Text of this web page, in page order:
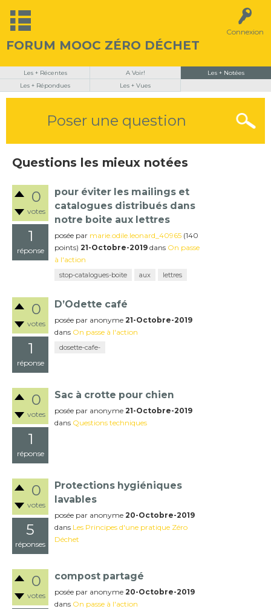
Connexion
FORUM MOOC ZÉRO DÉCHET
Les + Récentes A Voir!
Les + Notées
Les + Répondues
Les + Vues
Poser une question
Questions les mieux notées
0
votes
1
réponse
pour éviter les mailings et
catalogues distribués dans
notre boite aux lettres
posée par marie.odile.leonard_40965 (140
points) 21-Octobre-2019 dans On passe
à l'action
stop-catalogues-boite aux lettres
0
votes
1
réponse
D’Odette café
posée par anonyme 21-Octobre-2019
dans On passe à l'action
dosette-cafe-
0
votes
1
réponse
Sac à crotte pour chien
posée par anonyme 21-Octobre-2019
dans Questions techniques
0
votes
5
réponses
Protections hygiéniques
lavables
posée par anonyme 20-Octobre-2019
dans Les Principes d'une pratique Zéro
Déchet
0
votes
compost partagé
posée par anonyme 20-Octobre-2019
dans On passe à l'action